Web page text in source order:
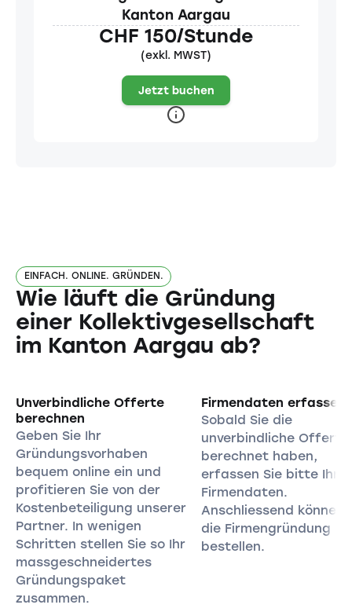
Kanton Aargau
CHF 150/Stunde
(exkl. MWST)
Jetzt buchen
EINFACH. ONLINE. GRÜNDEN.
Wie läuft die Gründung
einer Kollektivgesellschaft
im Kanton Aargau ab?
Unverbindliche Offerte
berechnen
Geben Sie Ihr
Gründungsvorhaben
bequem online ein und
profitieren Sie von der
Kostenbeteiligung unserer
Partner. In wenigen
Schritten stellen Sie so Ihr
massgeschneidertes
Gründungspaket
zusammen.
Firmendaten erfassen
Sobald Sie die
unverbindliche Offerte
berechnet haben,
erfassen Sie bitte Ihre
Firmendaten.
Anschliessend können
die Firmengründung
bestellen.